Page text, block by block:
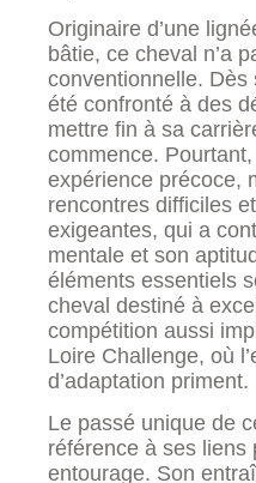
Originaire d’une
bâtie, ce cheval n’a
conventionnelle. Dès
été confronté à des
mettre fin à sa
commence.
expérience précoce,
rencontres difficiles
exigeantes, qui a
mentale et son
éléments essentiels
cheval destiné à
compétition aussi
Loire Challenge, où
d’adaptation priment.
Le passé unique de
référence à ses liens
entourage. Son